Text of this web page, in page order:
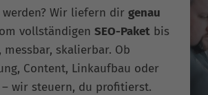
Wir liefern dir genau
vollständigen SEO-Paket bis
skalierbar. Ob
Content, Linkaufbau oder
– wir steuern, du profitierst.